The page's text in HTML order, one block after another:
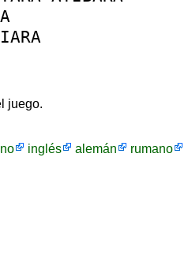
juego.
inglés alemán
rumano